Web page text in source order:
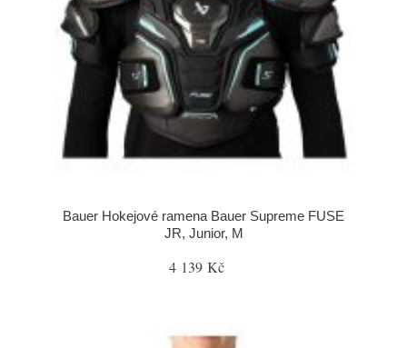
Bauer Hokejové ramena Bauer Supreme FUSE
JR, Junior, M
4 139 Kč